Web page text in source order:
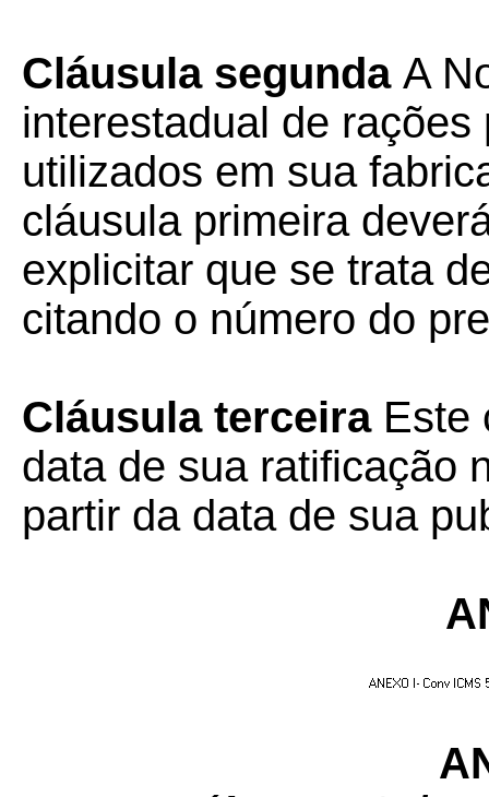
Cláusula segunda A
interestadual de
utilizados em sua
cláusula primeira
explicitar que se trata
citando o número do
Cláusula terceira Este
data de sua ratificação
partir da data de sua